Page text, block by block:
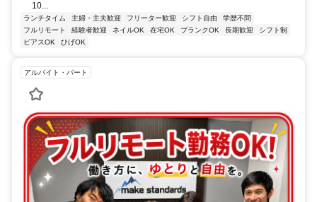
10...
ランチタイム 主婦・主夫歓迎 フリーター歓迎 シフト自由
学歴不問
フルリモート
経験者歓迎 ネイルOK 在宅OK ブランクOK 長期歓迎
シフト制
ピアスOK
ひげOK
アルバイト・パート